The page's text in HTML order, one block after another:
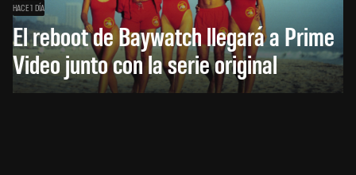
HACE 1 DÍA
El reboot de Baywatch llegará a Prime
Video junto con la serie original